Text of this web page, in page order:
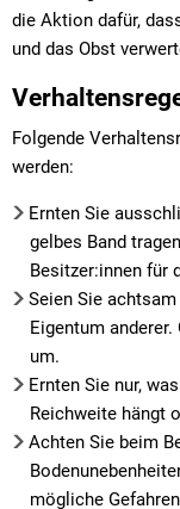
die Aktion dafür,
und das Obst
Folgende
werden:
Ernten Sie
gelbes Band
Besitzer:innen für
Seien Sie
Eigentum
um.
Ernten Sie nur,
Reichweite hängt
Achten Sie beim
mögliche